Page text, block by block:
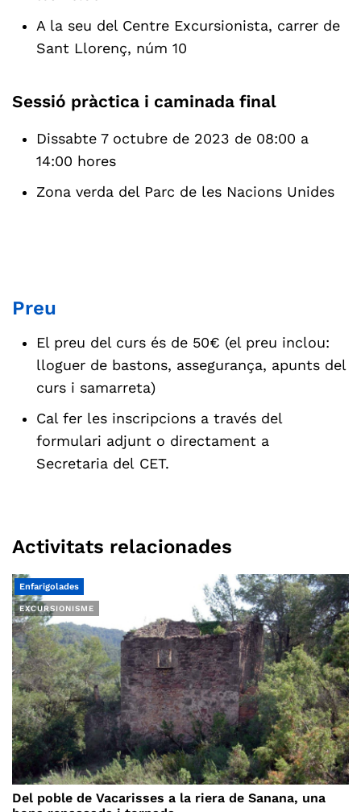
A la seu del Centre Excursionista, carrer de
Sant Llorenç, núm 10
Sessió pràctica i caminada final
Dissabte 7 octubre de 2023 de 08:00 a
14:00 hores
Zona verda del Parc de les Nacions Unides
Preu
El preu del curs és de 50€ (el preu inclou:
lloguer de bastons, assegurança, apunts del
curs i samarreta)
Cal fer les inscripcions a través del
formulari adjunt o directament a
Secretaria del CET.
Activitats relacionades
EXCURSIONISME
Enfarigolades
Del poble de Vacarisses a la riera de Sanana, una